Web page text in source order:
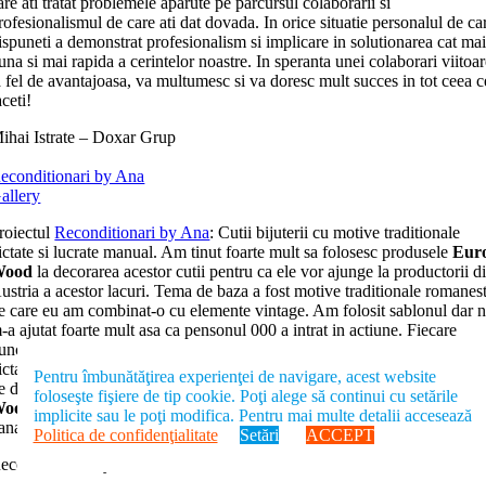
de care ati dat dovada. In orice situatie personalul de
a demonstrat profesionalism si implicare in solutionarea cat mai
si mai rapida a cerintelor noastre. In speranta unei colaborari
fel de avantajoasa, va multumesc si va doresc mult succes in tot ceea
Istrate – Doxar Grup
by Ana
Reconditionari by Ana: Cutii bijuterii cu motive traditionale
si lucrate manual. Am tinut foarte mult sa folosesc produsele
la decorarea acestor cutii pentru ca ele vor ajunge la productorii
a acestor lacuri. Tema de baza a fost motive traditionale
care eu am combinat-o cu elemente vintage. Am folosit sablonul dar
a ajutat foarte mult asa ca pensonul 000 a intrat in actiune. Fiecare
este realizat manual cu seringa din poza :) iar romancutele sunt
manual. Am slefuit de nu stiu cate ori ca totul sa fie fin, il vedeam
domnul Andrei verificand finetea detaliilor ;)Multumesc firmei
pentru increderea acordata si pentru rabdare(nu au stiut
ieri, suspans total).
by Ana
Pentru îmbunătăţirea experienţei de navigare, acest website
foloseşte fişiere de tip cookie. Poţi alege să continui cu setările
implicite sau le poţi modifica. Pentru mai multe detalii accesează
Politica de confidenţialitate
Setări ACCEPT